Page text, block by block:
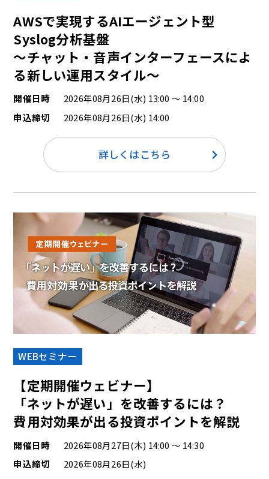
AWSで実現するAIエージェント型
Syslog分析基盤
～チャット・音声インターフェースによ
る新しい運用スタイル～
開催日時
2026年08月26日(水) 13:00 ～ 14:00
申込締切
2026年08月26日(水) 14:00
詳しくはこちら
WEBセミナー
【定期開催ウェビナー】
「ネットが遅い」を改善するには？
費用対効果が出る投資ポイントを解説
開催日時
2026年08月27日(木) 14:00 ～ 14:30
申込締切
2026年08月26日(水)